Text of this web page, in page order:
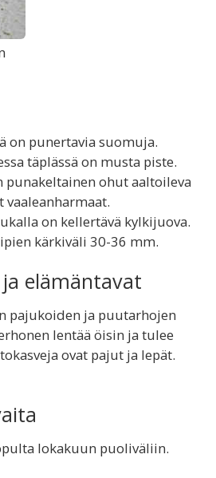
on punertavia suomuja.
täplässä on musta piste.
punakeltainen ohut aaltoileva
vaaleanharmaat.
on kellertävä kylkijuova.
kärkiväli 30-36 mm.
elämäntavat
pajukoiden ja puutarhojen
lentää öisin ja tulee
ovat pajut ja lepät.
lokakuun puoliväliin.